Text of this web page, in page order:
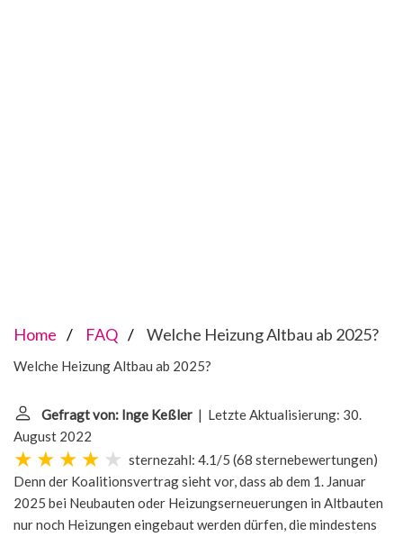
Home FAQ Welche Heizung Altbau ab 2025?
Welche Heizung Altbau ab 2025?
Gefragt von: Inge Keßler | Letzte Aktualisierung: 30.
August 2022
sternezahl: 4.1/5 (68 sternebewertungen)
Denn der Koalitionsvertrag sieht vor, dass ab dem 1. Januar
2025 bei Neubauten oder Heizungserneuerungen in Altbauten
nur noch Heizungen eingebaut werden dürfen, die mindestens